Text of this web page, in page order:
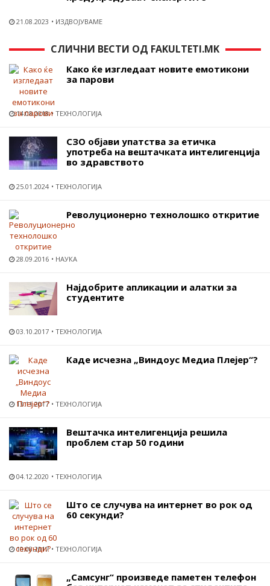
21.08.2023 ИЗДВОЈУВАМЕ
СЛИЧНИ ВЕСТИ ОД FAKULTETI.MK
Како ќе изгледаат новите емотикони
за парови
14.08.2018 ТЕХНОЛОГИЈА
СЗО објави упатства за етичка
употреба на вештачката интелигенција
во здравството
25.01.2024 ТЕХНОЛОГИЈА
Револуционерно технолошко откритие
28.09.2016 НАУКА
Најдобрите апликации и алатки за
студентите
03.10.2017 ТЕХНОЛОГИЈА
Каде исчезна „Виндоус Медиа Плејер“?
13.11.2017 ТЕХНОЛОГИЈА
Вештачка интелигенција решила
проблем стар 50 години
04.12.2020 ТЕХНОЛОГИЈА
Што се случува на интернет во рок од
60 секунди?
10.08.2017 ТЕХНОЛОГИЈА
„Самсунг“ произведе паметен телефон